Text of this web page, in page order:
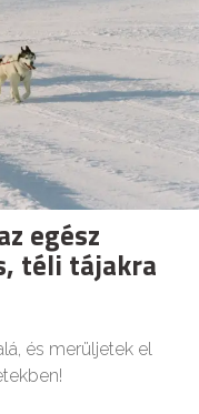
egész
téli tájakra
és merüljetek el